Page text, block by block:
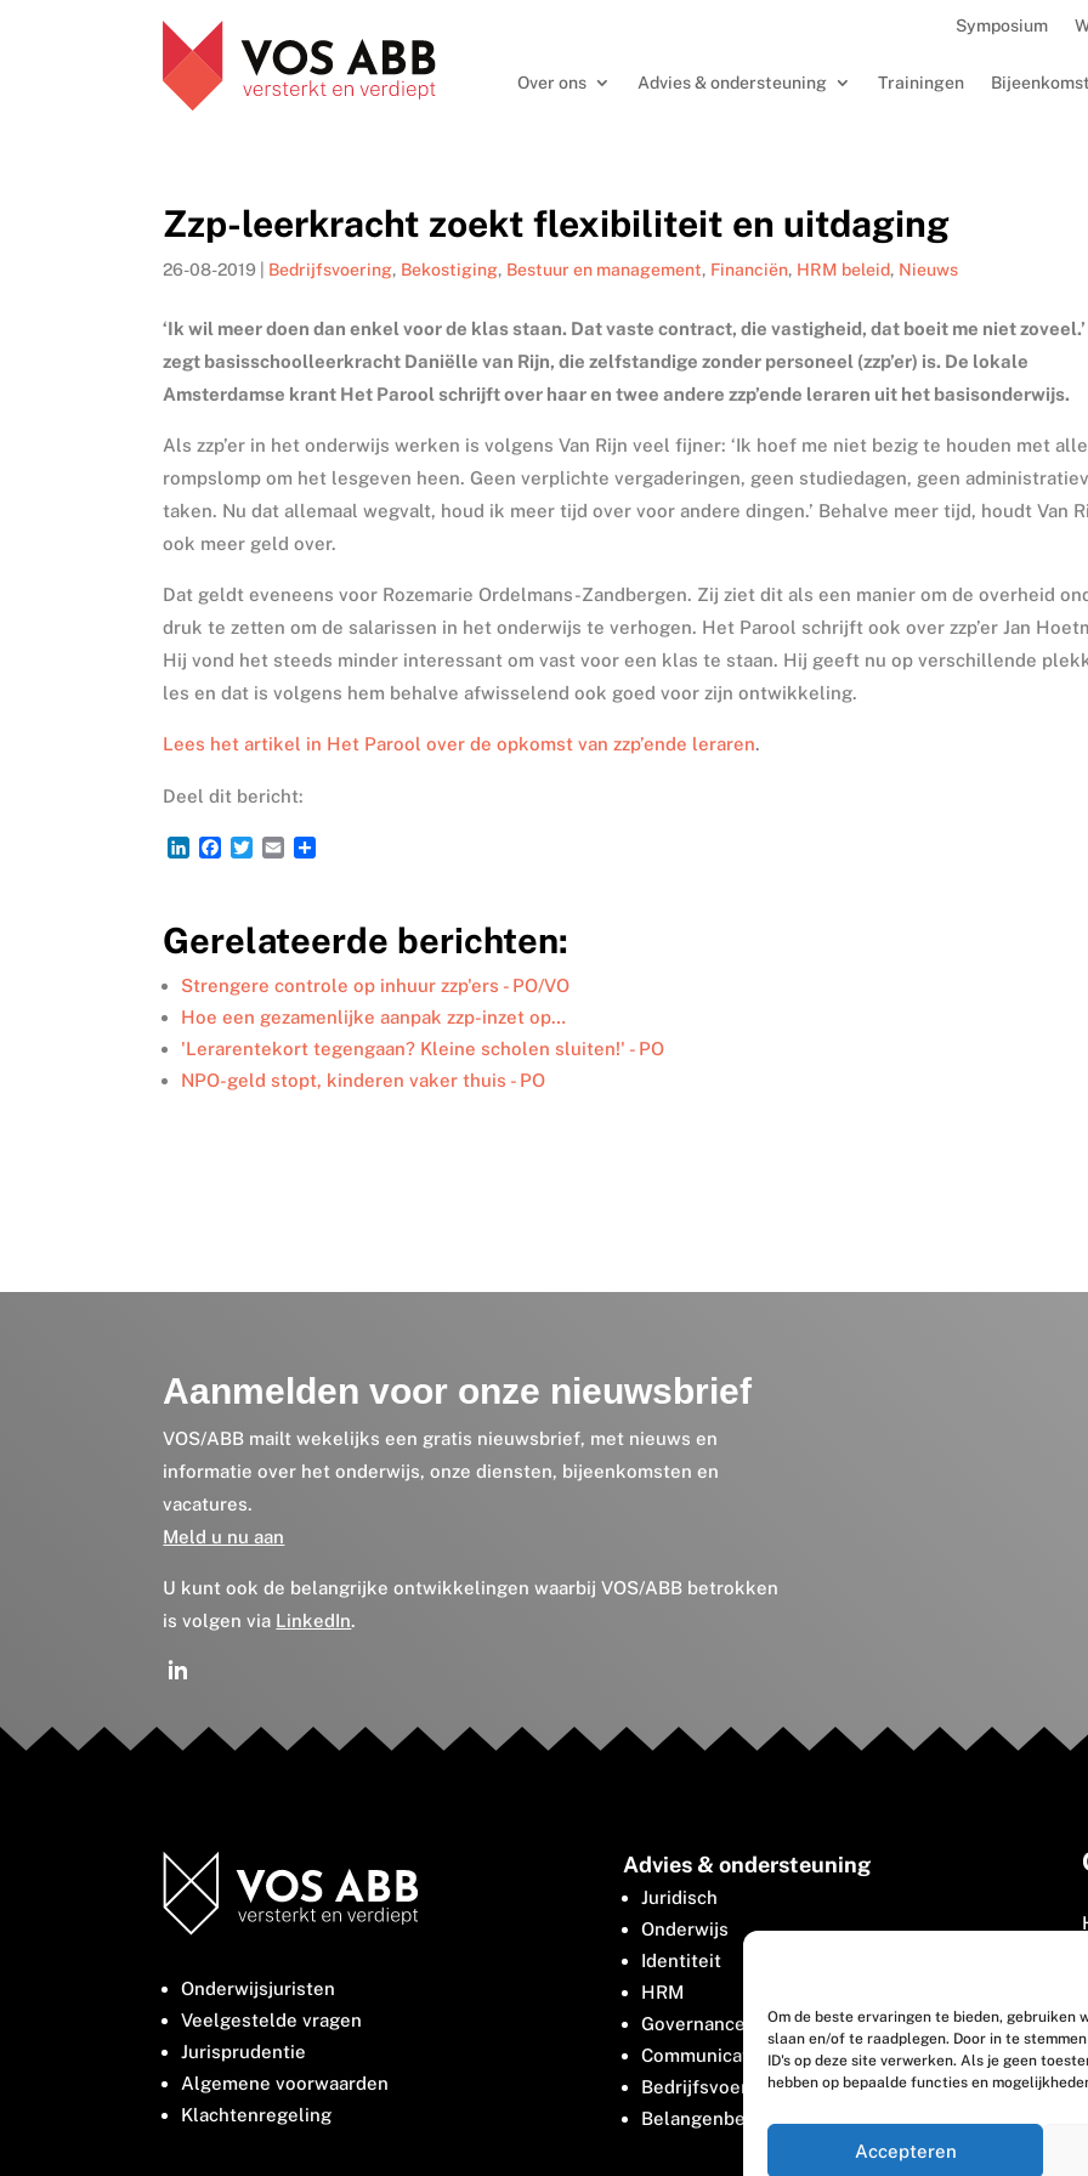
Om de beste ervaringen te bieden,
slaan en/of te raadplegen. Door in te
ID's op deze site verwerken. Als je geen
hebben op bepaalde functies en
Accepteren
Symposium
Over ons Advies & ondersteuning Trainingen
Zzp-leerkracht zoekt flexibiliteit en uitdaging
26-08-2019 Bedrijfsvoering, Bekostiging, Bestuur en management, Financiën, HRM beleid, Nieuws
‘Ik wil meer doen dan enkel voor de klas staan. Dat vaste contract, die vastigheid, dat boeit me niet
zegt basisschoolleerkracht Daniëlle van Rijn, die zelfstandige zonder personeel (zzp’er) is. De lokale
Amsterdamse krant Het Parool schrijft over haar en twee andere zzp’ende leraren uit het basisonderwijs.
Als zzp’er in het onderwijs werken is volgens Van Rijn veel fijner: ‘Ik hoef me niet bezig te houden met alle
rompslomp om het lesgeven heen. Geen verplichte vergaderingen, geen studiedagen, geen
taken. Nu dat allemaal wegvalt, houd ik meer tijd over voor andere dingen.’ Behalve meer tijd, houdt Van
ook meer geld over.
Dat geldt eveneens voor Rozemarie Ordelmans-Zandbergen. Zij ziet dit als een manier om de overheid
druk te zetten om de salarissen in het onderwijs te verhogen. Het Parool schrijft ook over zzp’er Jan
Hij vond het steeds minder interessant om vast voor een klas te staan. Hij geeft nu op verschillende
les en dat is volgens hem behalve afwisselend ook goed voor zijn ontwikkeling.
Lees het artikel in Het Parool over de opkomst van zzp’ende leraren.
Deel dit bericht:
L
e
d
I
n
F
b
o
o
k
T
t
e
r
E
l
n
Gerelateerde berichten:
Strengere controle op inhuur zzp'ers - PO/VO
Hoe een gezamenlijke aanpak zzp-inzet op…
'Lerarentekort tegengaan? Kleine scholen sluiten!' - PO
NPO-geld stopt, kinderen vaker thuis - PO
Aanmelden voor onze nieuwsbrief
VOS/ABB mailt wekelijks een gratis nieuwsbrief, met nieuws en
informatie over het onderwijs, onze diensten, bijeenkomsten en
vacatures.
Meld u nu aan
U kunt ook de belangrijke ontwikkelingen waarbij VOS/ABB betrokken
is volgen via LinkedIn.
Onderwijsjuristen
Veelgestelde vragen
Jurisprudentie
Algemene voorwaarden
Klachtenregeling
Advies & ondersteuning
Juridisch
Onderwijs
Identiteit
HRM
Governance
Communicatie
Bedrijfsvoering
Belangenbehartiging